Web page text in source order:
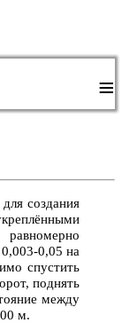
≡
создания
0,05 на
спустить
поднять
между
м.